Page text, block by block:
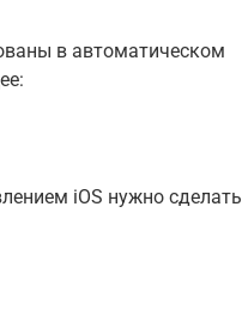
в автоматическом
iOS нужно сделать